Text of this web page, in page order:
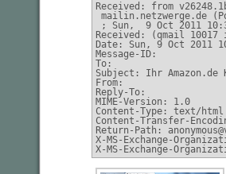
Received: from
mailin.netzwerge.de
; Sun,  9 Oct 2011
Received: (qmail
Date: Sun, 9 Oct 2011
Message-ID:
To:
Subject: Ihr Amazon.de
From:
Reply-To:
MIME-Version: 1.0
Content-Type: text/html
Content-Transfer-
Return-Path:
X-MS-Exchange-
X-MS-Exchange-